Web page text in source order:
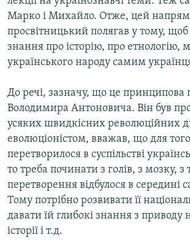
Марко і Михайло. Отже, цей
просвітницький полягав у тому,
знання про історію, про етнологію,
українського народу самим
До речі, зазначу, що це принципова
Володимира Антоновича. Він був
усяких швидкісних революційних
еволюціоністом, вважав, що для
перетворилося в суспільстві
то треба починати з голів, з мозку, з
перетворення відбулося в середині
Тому потрібно розвивати її
давати їй глибокі знання з приводу
історії і т.д.